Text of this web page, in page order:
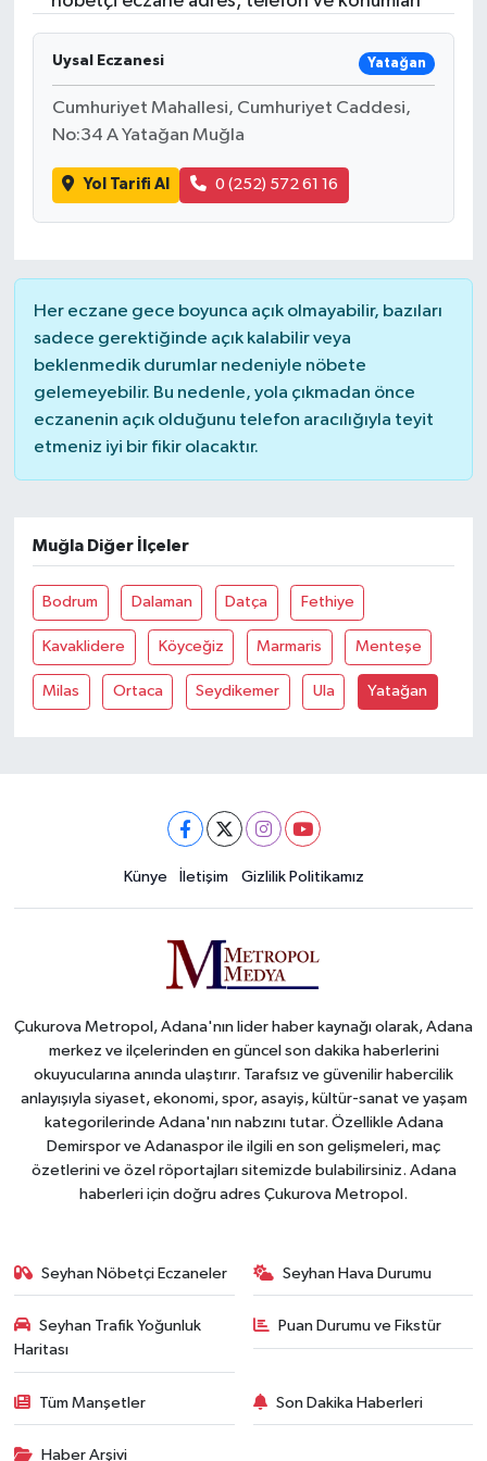
Uysal Eczanesi Yatağan
Cumhuriyet Mahallesi, Cumhuriyet Caddesi,
No:34 A Yatağan Muğla
Yol Tarifi Al 0 (252) 572 61 16
Her eczane gece boyunca açık olmayabilir, bazıları
sadece gerektiğinde açık kalabilir veya
beklenmedik durumlar nedeniyle nöbete
gelemeyebilir. Bu nedenle, yola çıkmadan önce
eczanenin açık olduğunu telefon aracılığıyla teyit
etmeniz iyi bir fikir olacaktır.
Muğla Diğer İlçeler
Bodrum Dalaman Datça Fethiye
Kavaklidere Köyceğiz Marmaris Menteşe
Milas Ortaca Seydikemer Ula Yatağan
Künye İletişim Gizlilik Politikamız
Çukurova Metropol, Adana'nın lider haber kaynağı olarak, Adana
merkez ve ilçelerinden en güncel son dakika haberlerini
okuyucularına anında ulaştırır. Tarafsız ve güvenilir habercilik
anlayışıyla siyaset, ekonomi, spor, asayiş, kültür-sanat ve yaşam
kategorilerinde Adana'nın nabzını tutar. Özellikle Adana
Demirspor ve Adanaspor ile ilgili en son gelişmeleri, maç
özetlerini ve özel röportajları sitemizde bulabilirsiniz. Adana
haberleri için doğru adres Çukurova Metropol.
Seyhan Nöbetçi Eczaneler Seyhan Hava Durumu
Seyhan Trafik Yoğunluk
Haritası
Puan Durumu ve Fikstür
Tüm Manşetler Son Dakika Haberleri
Haber Arşivi
Resmi İlanlar